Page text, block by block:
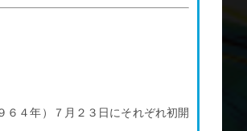
６４年）７月２３日にそれぞれ初開